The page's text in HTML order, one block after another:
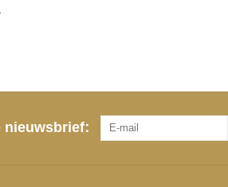
nieuwsbrief: